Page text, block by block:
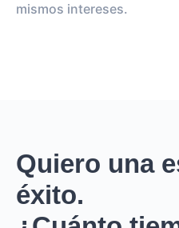
mismos intereses.
Quiero una
éxito.